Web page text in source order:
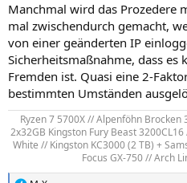
Manchmal wird das Prozedere
mal zwischendurch gemacht,
von einer geänderten IP
Sicherheitsmaßnahme, dass es
Fremden ist. Quasi eine 2-
bestimmten Umständen
Ryzen 7 5700X // Alpenföhn
2x32GB Kingston Fury Beast
White // Kingston KC3000 (2 TB) +
Focus GX-750 // Arch